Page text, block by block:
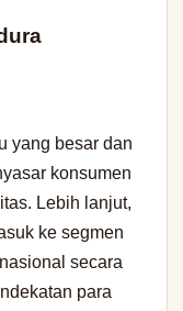
yang besar dan
konsumen
Lebih lanjut,
ke segmen
secara
para